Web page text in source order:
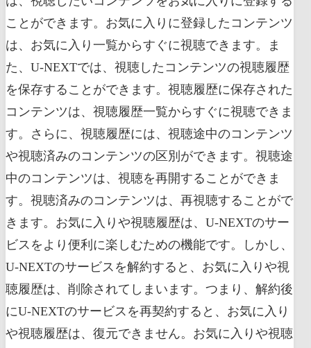
ことができます。お気に入りに登録したコンテンツ
は、お気に入り一覧からすぐに視聴できます。ま
た、U-NEXTでは、視聴したコンテンツの視聴履歴
を保存することができます。視聴履歴に保存された
コンテンツは、視聴履歴一覧からすぐに視聴できま
す。さらに、視聴履歴には、視聴途中のコンテンツ
や視聴済みのコンテンツの区別ができます。視聴途
中のコンテンツは、視聴を再開することができま
す。視聴済みのコンテンツは、再視聴することがで
きます。お気に入りや視聴履歴は、U-NEXTのサー
ビスをより便利に楽しむための機能です。しかし、
U-NEXTのサービスを解約すると、お気に入りや視
聴履歴は、削除されてしまいます。つまり、解約後
にU-NEXTのサービスを再契約すると、お気に入り
や視聴履歴は、復元できません。お気に入りや視聴